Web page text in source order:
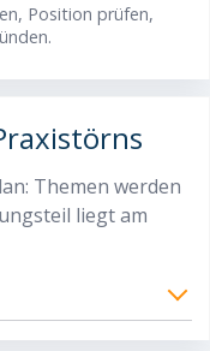
Position prüfen,
Themen werden
liegt am